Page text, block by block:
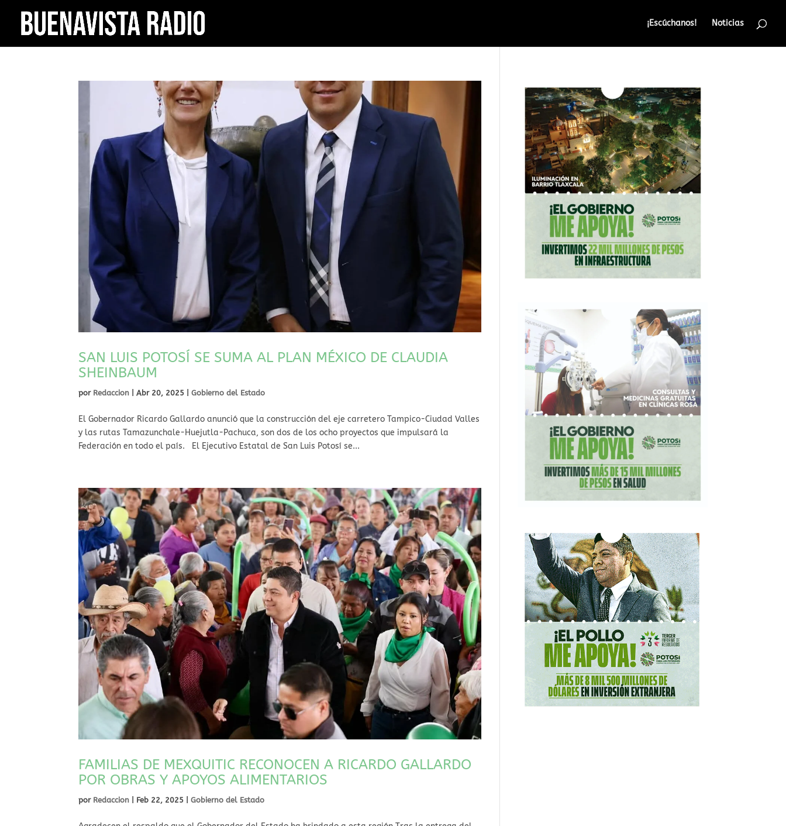
¡Escúchanos! Noticias
SAN LUIS POTOSÍ SE SUMA AL PLAN MÉXICO DE CLAUDIA
SHEINBAUM
por Redaccion |Abr 20, 2025 |Gobierno del Estado
⁠El Gobernador Ricardo Gallardo anunció que la construcción del eje carretero Tampico-Ciudad Valles
y las rutas Tamazunchale-Huejutla-Pachuca, son dos de los ocho proyectos que impulsará la
Federación en todo el país. El Ejecutivo Estatal de San Luis Potosí se...
FAMILIAS DE MEXQUITIC RECONOCEN A RICARDO GALLARDO
POR OBRAS Y APOYOS ALIMENTARIOS
por Redaccion Feb 22, 2025 |Gobierno del Estado